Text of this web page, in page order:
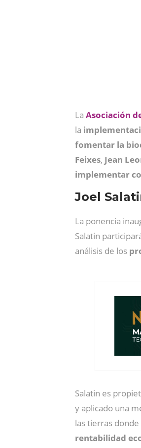
La Asociación
la
fomentar la
Feixes, Jean
implementar
Joel
La ponencia
Salatin
análisis de los
Salatin es
y aplicado una
las tierras
rentabilidad